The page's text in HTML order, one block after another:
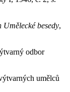
besedy,
odbor
umělců